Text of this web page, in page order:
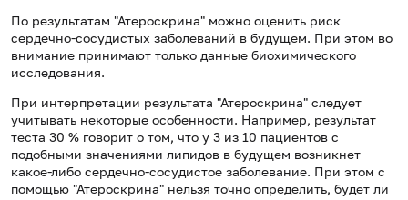
По результатам "Атероскрина" можно оценить риск
сердечно-сосудистых заболеваний в будущем. При этом во
внимание принимают только данные биохимического
исследования.
При интерпретации результата "Атероскрина" следует
учитывать некоторые особенности. Например, результат
теста 30 % говорит о том, что у 3 из 10 пациентов с
подобными значениями липидов в будущем возникнет
какое-либо сердечно-сосудистое заболевание. При этом с
помощью "Атероскрина" нельзя точно определить, будет ли